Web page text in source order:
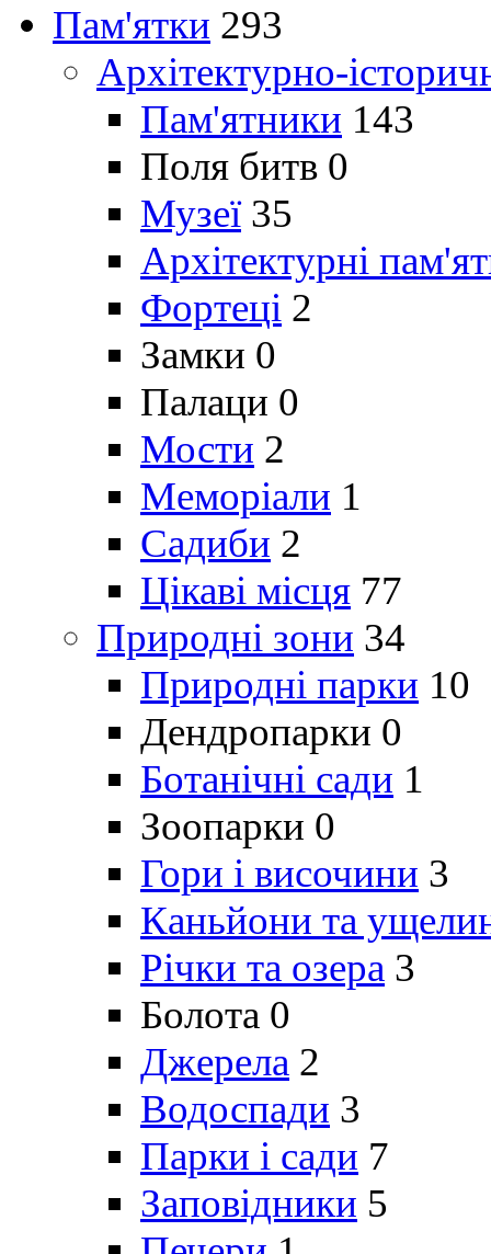
Пам'ятки 293
Архітектурно-
Пам'ятники 143
Поля битв 0
Музеї 35
Архітектурні
Фортеці 2
Замки 0
Палаци 0
Мости 2
Меморіали 1
Садиби 2
Цікаві місця 77
Природні зони 34
Природні парки 10
Дендропарки 0
Ботанічні сади 1
Зоопарки 0
Гори і височини 3
Каньйони та
Річки та озера 3
Болота 0
Джерела 2
Водоспади 3
Парки і сади 7
Заповідники 5